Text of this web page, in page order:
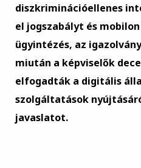
diszkriminációellenes
el jogszabályt és
ügyintézés, az
miután a képviselők
elfogadták a digitális
szolgáltatások
javaslatot.